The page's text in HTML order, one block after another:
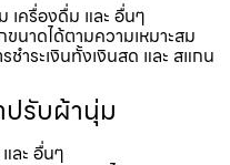
เครื่องดื่ม และ อื่นๆ
นาดได้ตามความเหมาะสม
ำระเงินทั้งเงินสด และ สแกน
ปรับผ้านุ่ม
ละ อื่นๆ